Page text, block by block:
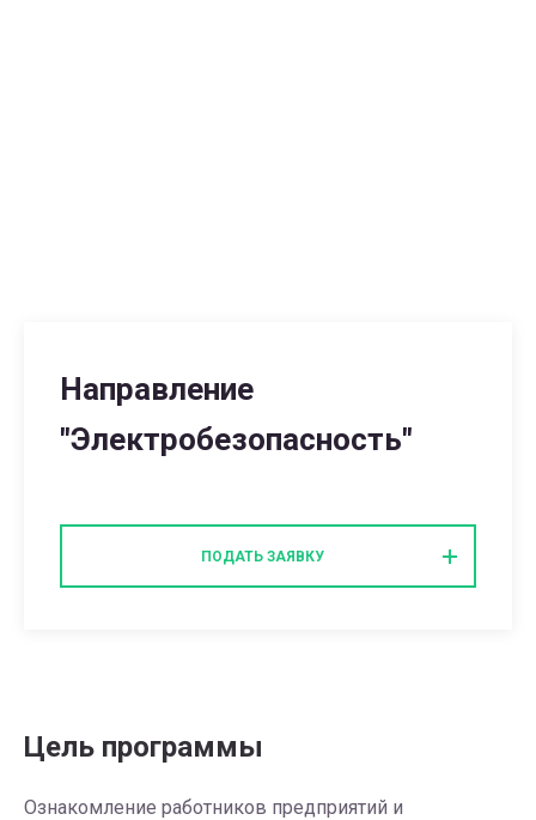
Направление
"Электробезопасность"
ПОДАТЬ ЗАЯВКУ
Цель программы
Ознакомление работников предприятий и